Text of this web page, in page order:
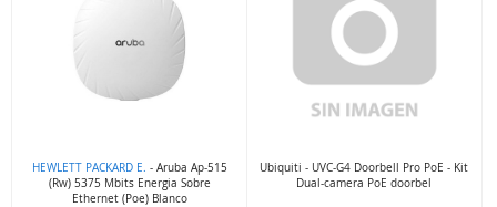
HEWLETT PACKARD E. - Aruba Ap-515
(Rw) 5375 Mbits Energia Sobre
Ethernet (Poe) Blanco
Ubiquiti - UVC-G4 Doorbell Pro PoE - Kit
Dual-camera PoE doorbel